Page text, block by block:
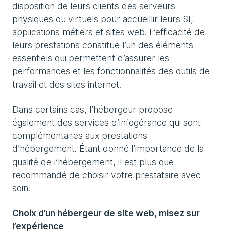
disposition de leurs clients des serveurs
physiques ou virtuels pour accueillir leurs SI,
applications métiers et sites web. L’efficacité de
leurs prestations constitue l’un des éléments
essentiels qui permettent d’assurer les
performances et les fonctionnalités des outils de
travail et des sites internet.
Dans certains cas, l’hébergeur propose
également des services d’infogérance qui sont
complémentaires aux prestations
d’hébergement. Étant donné l’importance de la
qualité de l’hébergement, il est plus que
recommandé de choisir votre prestataire avec
soin.
Choix d’un hébergeur de site web, misez sur
l’expérience